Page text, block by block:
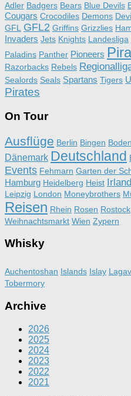
Adler Badgers Bears Blue Devils
Cougars Crocodiles Demons
GFL GFL2 Griffins Grizzlies
Invaders Jets Knights Landesliga
Paladins Panther Pioneers
Razorbacks Rebels
Sealords Seals Spartans Tigers
Pirates
On Tour
Ausflüge Berlin Bingen
Dänemark Deutschland
Events Fehmarn Garten der
Hamburg Heidelberg Heist Irland
Leipzig London Moneybrothers
Reisen Rhein Rosen Rostock
Weihnachtsmarkt Wien Zypern
Whisky
Auchentoshan Islands Islay
Tobermory
Archive
2026
2025
2024
2023
2022
2021